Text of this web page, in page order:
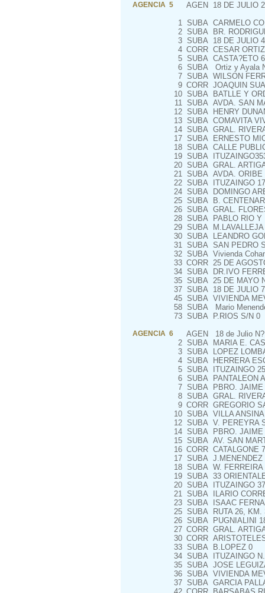
AGENCIA 5 AGEN 18 DE JULIO
1 SUBA CARMELO
2 SUBA BR.
3 SUBA 18 DE JULIO
4 CORR CESAR
5 SUBA CASTA?ETO
6 SUBA Ortiz y Ayala
7 SUBA WILSON
9 CORR JOAQUIN
10 SUBA BATLLE Y
11 SUBA AVDA. SAN
12 SUBA HENRY
13 SUBA COMAVITA
14 SUBA GRAL.
17 SUBA ERNESTO
18 SUBA CALLE
19 SUBA
20 SUBA GRAL.
21 SUBA AVDA. ORIBE
22 SUBA ITUZAINGO
24 SUBA DOMINGO
25 SUBA B.
26 SUBA GRAL.
28 SUBA PABLO RIO Y
29 SUBA M.LAVALLEJA
30 SUBA LEANDRO
31 SUBA SAN PEDRO
32 SUBA Vivienda
33 CORR 25 DE
34 SUBA DR.IVO
35 SUBA 25 DE MAYO
37 SUBA 18 DE JULIO
45 SUBA VIVIENDA
58 SUBA Mario
73 SUBA P.RIOS S/N 0
AGENCIA 6 AGEN 18 de Julio
2 SUBA MARIA E.
3 SUBA LOPEZ
4 SUBA HERRERA
5 SUBA ITUZAINGO
6 SUBA PANTALEON
7 SUBA PBRO. JAIME
8 SUBA GRAL.
9 CORR GREGORIO
10 SUBA VILLA
12 SUBA V. PEREYRA
14 SUBA PBRO. JAIME
15 SUBA AV. SAN
16 CORR CATALGONE 7
17 SUBA J.MENENDEZ
18 SUBA W.
19 SUBA 33
20 SUBA ITUZAINGO
21 SUBA ILARIO
23 SUBA ISAAC
25 SUBA RUTA 26, KM.
26 SUBA PUGNIALINI
27 CORR GRAL.
30 CORR
33 SUBA B.LOPEZ 0
34 SUBA ITUZAINGO
35 SUBA JOSE
36 SUBA VIVIENDA
37 SUBA GARCIA